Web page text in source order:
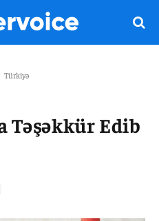
Türkiyə
Təşəkkür Edib